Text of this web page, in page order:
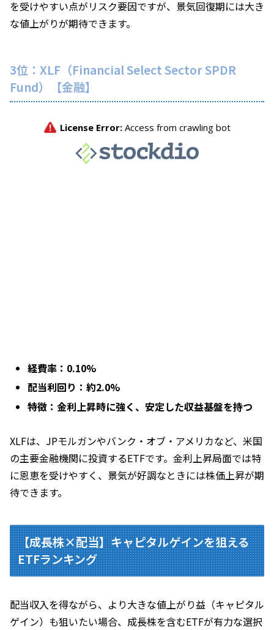
を受けやすい点がリスク要因ですが、景気回復期には大き
な値上がりが期待できます。
3位：XLF（Financial Select Sector SPDR
Fund）【金融】
経費率：0.10%
配当利回り：約2.0%
特徴：金利上昇時に強く、安定した収益基盤を持つ
XLFは、JPモルガンやバンク・オブ・アメリカなど、米国
の主要金融機関に投資するETFです。金利上昇局面では特
に恩恵を受けやすく、景気が好調なときには株価上昇が期
待できます。
【成長株×配当】キャピタルゲインを狙える
ETFランキング
配当収入を得ながら、より大きな値上がり益（キャピタル
ゲイン）も狙いたい場合、成長株を含むETFが有力な選択